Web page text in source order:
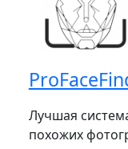
Лучшая
похожих